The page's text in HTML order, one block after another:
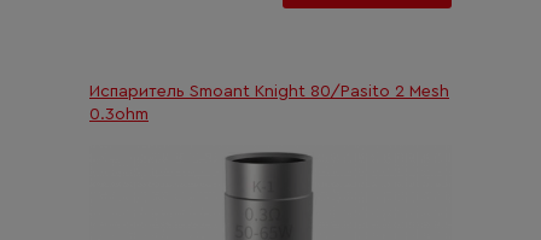
Испаритель Smoant Knight 80/Pasito 2 Mesh
0.3ohm